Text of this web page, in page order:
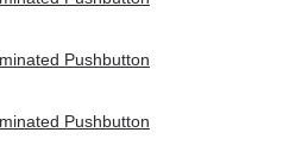
Pushbutton
Pushbutton